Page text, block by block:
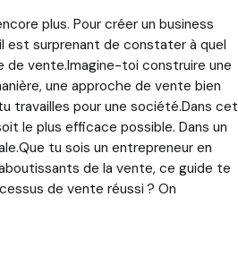
plus. Pour créer un business
est surprenant de constater à quel
de vente.Imagine-toi construire une
une approche de vente bien
travailles pour une société.Dans cet
le plus efficace possible. Dans un
tu sois un entrepreneur en
de la vente, ce guide te
de vente réussi ? On